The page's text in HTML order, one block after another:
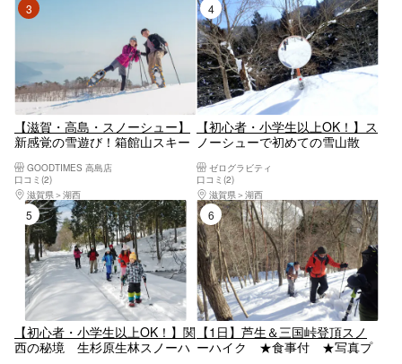
【滋賀・高島・スノーシュー】
新感覚の雪遊び！箱館山スキー
GOODTIMES 高島店
口コミ(2)
滋賀県
湖西
4位
【初心者・小学生以上OK！】ス
ノーシューで初めての雪山散
ス ゼログラビティ
口コミ(2)
滋賀県
湖西
5位
【初心者・小学生以上OK！】関
西の秘境 生杉原生林スノーハ
6位
【1日】芦生＆三国峠登頂スノ
ーハイク ★食事付 ★写真プ